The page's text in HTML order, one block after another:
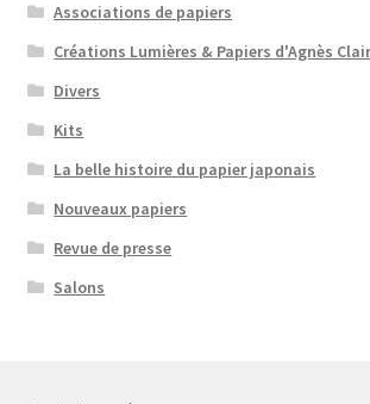
Associations de papiers
Créations Lumières & Papiers d'Agnès
Divers
Kits
La belle histoire du papier japonais
Nouveaux papiers
Revue de presse
Salons